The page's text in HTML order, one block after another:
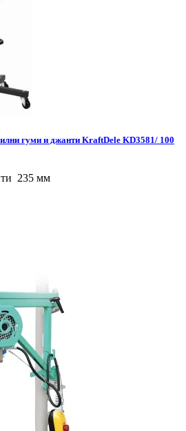
гуми и джанти KraftDele KD3581/ 100
235 мм